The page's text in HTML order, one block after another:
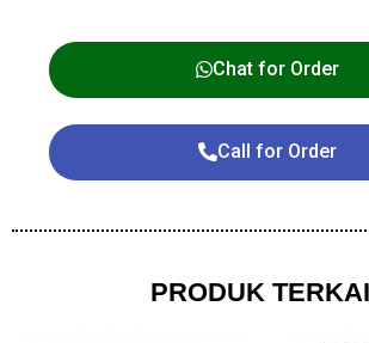
Chat for Order
Call for Order
PRODUK